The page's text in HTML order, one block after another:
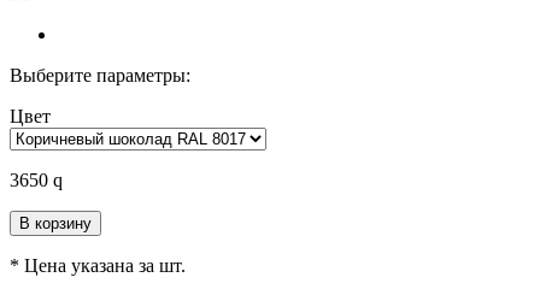
Выберите параметры:
Цвет
3650 q
В корзину
* Цена указана за шт.